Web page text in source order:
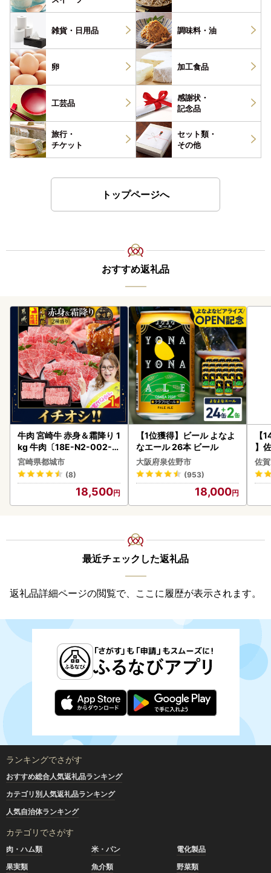
雑貨・ 日用品 調味料・ 油
卵 加工食品
工芸品
感謝状・
記念品
旅行・
チケット
セット類・
その他
トップページへ
おすすめ返礼品
牛肉 宮崎牛 赤身＆霜降り 1
kg 牛肉〔18E-N2-002-1
kg-S4A6-CF〕
宮崎県都城市
(8)
18,500
【1位獲得】ビール よなよ
なエール 26本 ビール
大阪府泉佐野市
(953)
18,000
【
】
2
佐
最近チェックした返礼品
返礼品詳細ページの閲覧で、ここに履歴が表示されます。
ランキングでさがす
おすすめ総合人気返礼品ランキング
カテゴリ別人気返礼品ランキング
人気自治体ランキング
カテゴリでさがす
肉・ハム類 米・パン
電化製品
果実類
魚介類
野菜類